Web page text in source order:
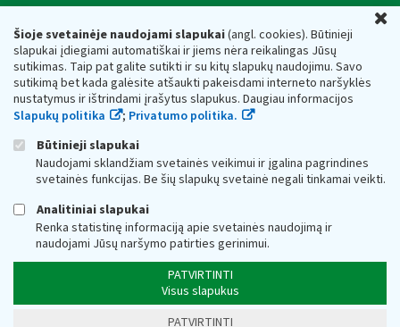
Šioje svetainėje naudojami slapukai(angl. cookies). Būtinieji
slapukai įdiegiami automatiškai ir jiems nėra reikalingas Jūsų
sutikimas. Taip pat galite sutikti ir su kitų slapukų naudojimu. Savo
sutikimą bet kada galėsite atšaukti pakeisdami interneto naršyklės
nustatymus ir ištrindami įrašytus slapukus. Daugiau informacijos
Slapukų politika
; Privatumo politika.
Būtinieji slapukai
Naudojami sklandžiam svetainės veikimui ir įgalina pagrindines
svetainės funkcijas. Be šių slapukų svetainė negali tinkamai veikti.
Analitiniai slapukai
Renka statistinę informaciją apie svetainės naudojimą ir
naudojami Jūsų naršymo patirties gerinimui.
PATVIRTINTI
Visus slapukus
PATVIRTINTI
Respublikos finansų ministerijos
Biudžetinė įstaiga. Juridinio asmens kodas — 188659752,
adresas: Vasario 16-osios g. 14, 01107 Vilnius, Lietuva, el.paštas:
vmi@vmi.lt, E. pristatymo dėžutės adresas 188659752
Duomenys apie Valstybinę mokesčių inspekciją prie Lietuvos
Respublikos finansų ministerijos kaupiami ir saugomi Juridinių